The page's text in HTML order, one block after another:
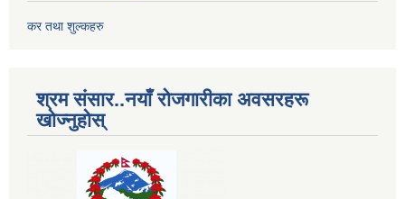
कर तथा शुल्कहरु
श्रम संसार..नयाँ रोजगारीका अवसरहरू
खोज्नुहोस्